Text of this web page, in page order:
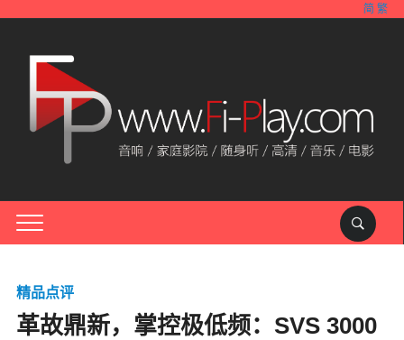
简 繁
精品点评
革故鼎新，掌控极低频：SVS 3000